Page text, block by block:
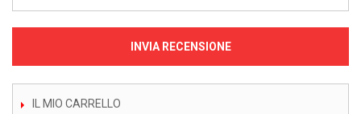
INVIA RECENSIONE
IL MIO CARRELLO